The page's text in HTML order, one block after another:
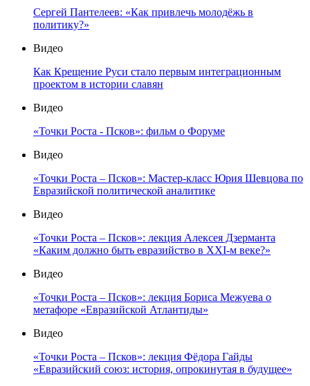
Сергей Пантелеев: «Как привлечь молодёжь в
политику?»
Видео
Как Крещение Руси стало первым интеграционным
проектом в истории славян
Видео
«Точки Роста - Псков»: фильм о Форуме
Видео
«Точки Роста – Псков»: Мастер-класс Юрия Шевцова по
Евразийской политической аналитике
Видео
«Точки Роста – Псков»: лекция Алексея Дзерманта
«Каким должно быть евразийство в XXI-м веке?»
Видео
«Точки Роста – Псков»: лекция Бориса Межуева о
метафоре «Евразийской Атлантиды»
Видео
«Точки Роста – Псков»: лекция Фёдора Гайды
«Евразийский союз: история, опрокинутая в будущее»